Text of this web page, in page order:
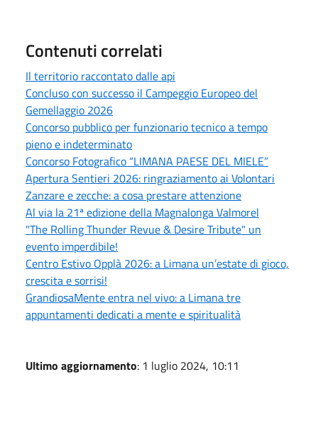
Contenuti correlati
Il territorio raccontato dalle api
Concluso con successo il Campeggio Europeo del
Gemellaggio 2026
Concorso pubblico per funzionario tecnico a tempo
pieno e indeterminato
Concorso Fotografico “LIMANA PAESE DEL MIELE”
Apertura Sentieri 2026: ringraziamento ai Volontari
Zanzare e zecche: a cosa prestare attenzione
Al via la 21ª edizione della Magnalonga Valmorel
"The Rolling Thunder Revue & Desire Tribute" un
evento imperdibile!
Centro Estivo Opplà 2026: a Limana un’estate di gioco,
crescita e sorrisi!
GrandiosaMente entra nel vivo: a Limana tre
appuntamenti dedicati a mente e spiritualità
Ultimo aggiornamento: 1 luglio 2024, 10:11